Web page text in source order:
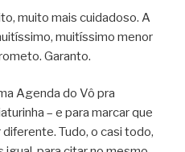
muito mais cuidadoso. A
muitíssimo menor
Garanto.
Agenda do Vô pra
– e para marcar que
Tudo, o casi todo,